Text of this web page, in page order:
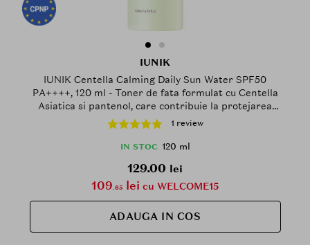
IUNIK
IUNIK Centella Calming Daily Sun Water SPF50
PA++++, 120 ml - Toner de fata formulat cu Centella
Asiatica si pantenol, care contribuie la protejarea
pielii impotriva razelor UVA si UVB si la metinerea
nivelului optim de hidratare
1 review
IN STOC 120 ml
129.00 lei
109.65 lei cu WELCOME15
ADAUGA IN COS